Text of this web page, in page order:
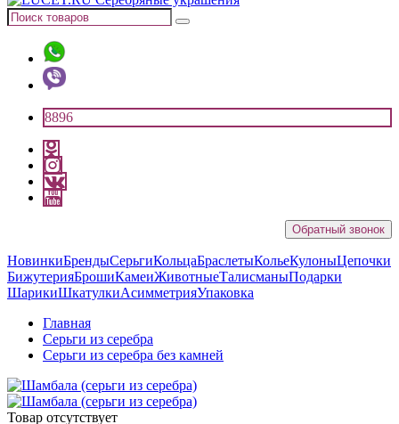
8896
Обратный звонок
НовинкиБрендыСерьгиКольцаБраслетыКольеКулоныЦепочки
БижутерияБрошиКамеиЖивотныеТалисманыПодарки
ШарикиШкатулкиАсимметрияУпаковка
Главная
Серьги из серебра
Серьги из серебра без камней
Товар отсутствует